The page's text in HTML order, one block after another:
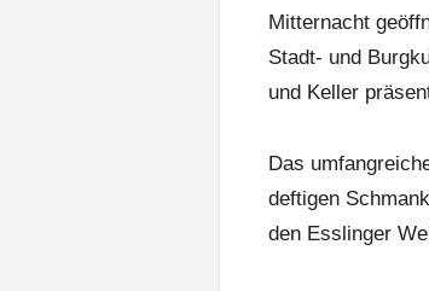
Mitternacht
Stadt- und
und Keller
Das
deftigen
den Esslinger